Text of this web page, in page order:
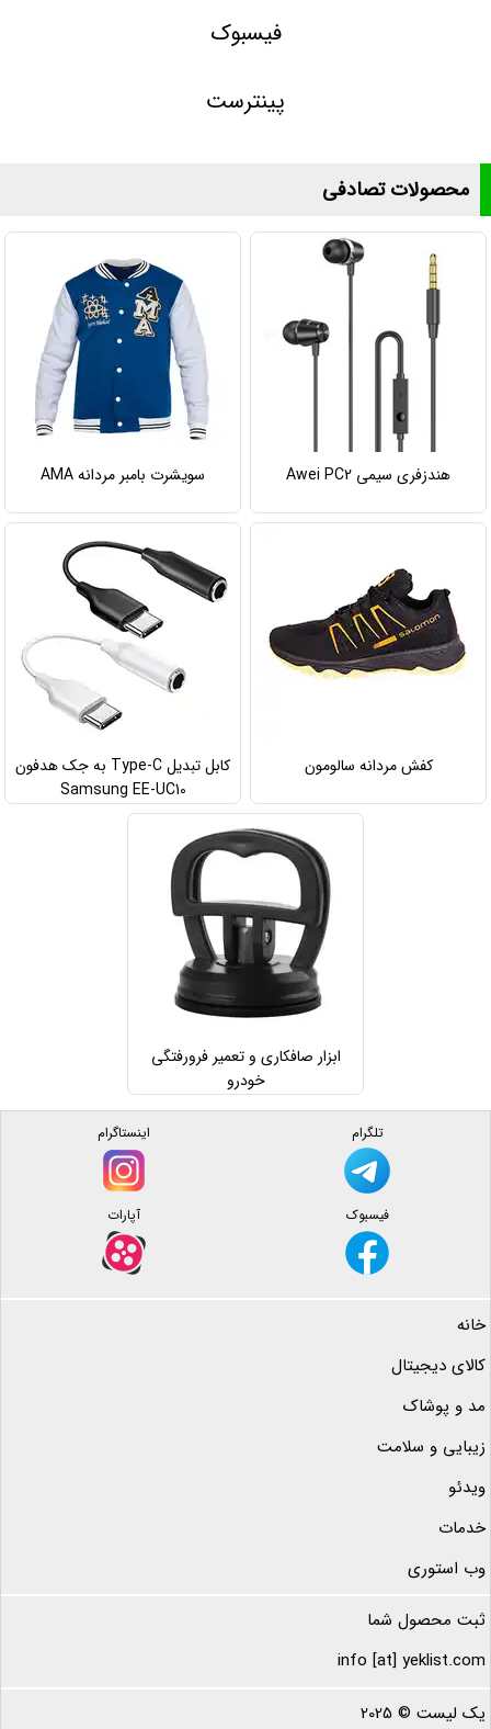
فیسبوک
پینترست
محصولات تصادفی
هندزفری سیمی Awei PC2 سویشرت بامبر مردانه AMA
کفش مردانه سالومون
کابل تبدیل Type-C به جک هدفون
Samsung EE-UC10
ابزار صافکاری و تعمیر فرورفتگی
خودرو
تلگرام اینستاگرام
فیسبوک آپارات
خانه
کالای دیجیتال
مد و پوشاک
زیبایی و سلامت
ویدئو
خدمات
وب استوری
ثبت محصول شما
info [at] yeklist.com
یک لیست © 2025